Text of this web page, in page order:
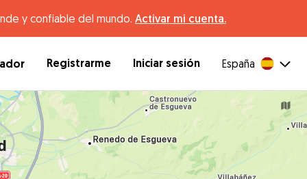
y confiable del mundo. Activar mi cuenta.
Registrarme Iniciar sesión España